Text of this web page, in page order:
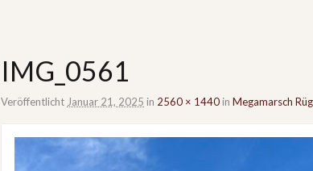
IMG_0561
Veröffentlicht Januar 21, 2025 in 2560 × 1440 in Megamarsch